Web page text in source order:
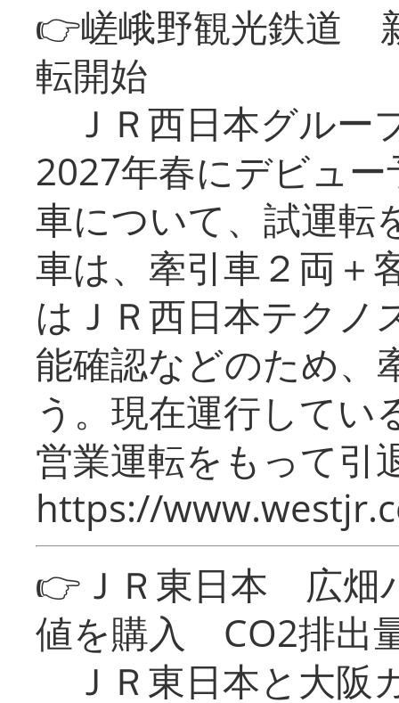
👉嵯峨野観光鉄道
転開始
ＪＲ西日本グルー
2027年春にデビュ
車について、試運転
車は、牽引車２両＋
はＪＲ西日本テクノ
能確認などのため、
う。現在運行してい
営業運転をもって引
https://
👉ＪＲ東日本 広畑
値を購入 CO2排出
ＪＲ東日本と大阪